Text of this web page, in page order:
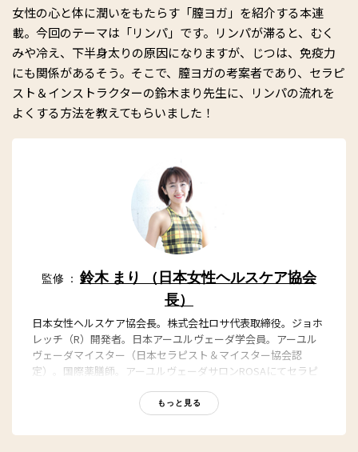
女性の心と体に潤いをもたらす「膣ヨガ」を紹介する本連
載。今回のテーマは「リンパ」です。リンパが滞ると、むく
みや冷え、下半身太りの原因になりますが、じつは、免疫力
にも関係があるそう。そこで、膣ヨガの考案者であり、セラピ
スト＆インストラクターの鈴木まり先生に、リンパの流れを
よくする方法を教えてもらいました！
監修 ： 鈴木 まり （日本女性ヘルスケア協会
長）
日本女性ヘルスケア協会長。株式会社ロサ代表取締役。ジョホ
レッチ（R）開発者。日本アーユルヴェーダ学会員。アーユル
ヴェーダマイスター（日本セラピスト＆マイスター協会認
定）。国際薬膳師。アーユルヴェーダサロンROSAにてセラピ
ーとして活躍。クライアントは国内外だけでなく、NYやドバイ
など海外にも多く１万を超え、80％以上のリピート率を誇る。
書籍、コラム執筆、雑誌監修、著名人やタレントへのプライベ
もっと見る